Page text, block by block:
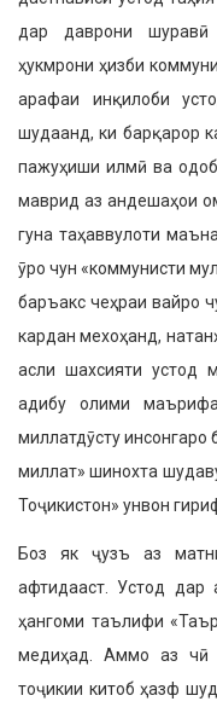
дар даврони шуравӣ
ҳукмрони ҳизби
арафаи инқилоби
шудаанд, ки барқарор
пажуҳиши илмӣ ва
маврид аз андешаҳои
гуна таҳаввулоти
ӯро чун «коммунисти
баръакс чеҳраи вайро
кардан мехоҳанд,
асли шахсияти устод
адибу олими
миллатдӯсту инсонгаро
миллат» шинохта
Тоҷикистон» унвон
Боз як ҷузъ аз
афтидааст. Устод дар
ҳангоми таълифи
медиҳад. Аммо аз чӣ
тоҷикии китоб ҳазф